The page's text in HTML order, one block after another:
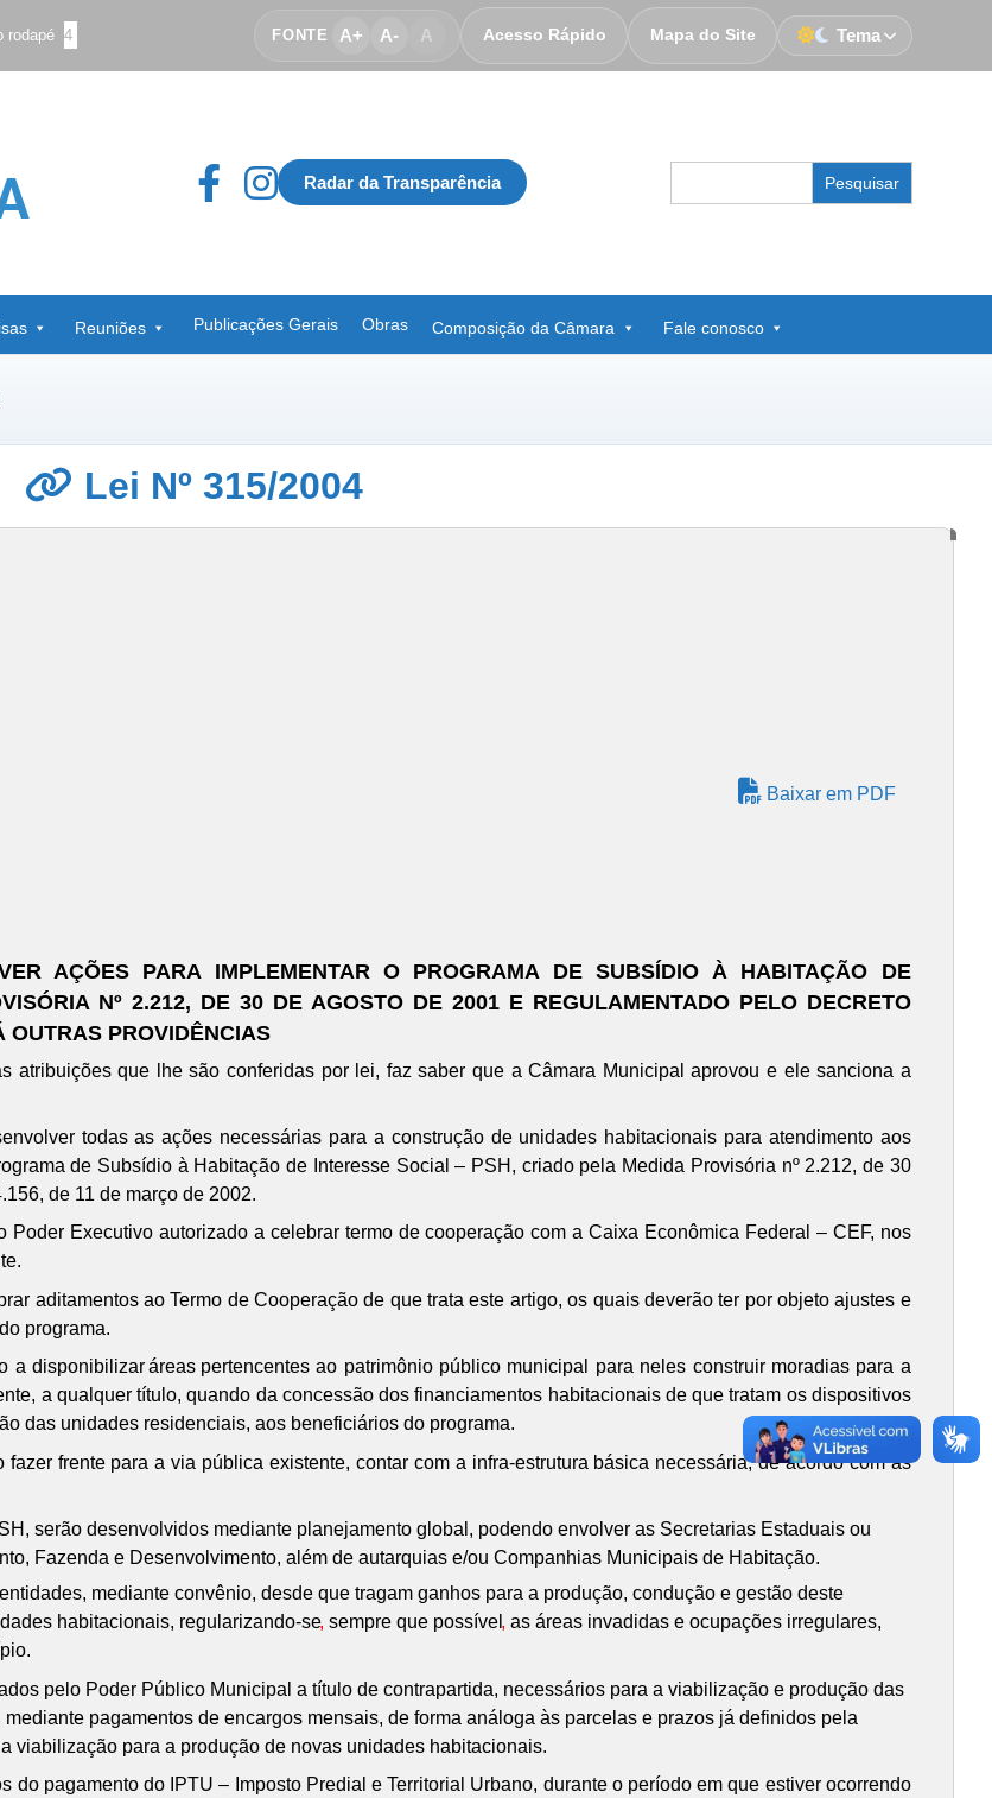
rodapé 4 FONTE A+ A- A Acesso Rápido Mapa do Site Tema
Radar da Transparência
for:
Reuniões Publicações Gerais Obras Composição da Câmara Fale conosco
Lei Nº 315/2004
Baixar em PDF
AÇÕES PARA IMPLEMENTAR O PROGRAMA DE SUBSÍDIO À HABITAÇÃO DE
Nº 2.212, DE 30 DE AGOSTO DE 2001 E REGULAMENTADO PELO DECRETO
OUTRAS PROVIDÊNCIAS
atribuições que lhe são conferidas por lei, faz saber que a Câmara Municipal aprovou e ele sanciona a
todas as ações necessárias para a construção de unidades habitacionais para atendimento aos
de Subsídio à Habitação de Interesse Social – PSH, criado pela Medida Provisória nº 2.212, de 30
de 11 de março de 2002.
Executivo autorizado a celebrar termo de cooperação com a Caixa Econômica Federal – CEF, nos
aditamentos ao Termo de Cooperação de que trata este artigo, os quais deverão ter por objeto ajustes e
programa.
a disponibilizaráreaspertencentes ao patrimônio público municipal para neles construir moradias para a
a qualquer título, quando da concessão dos financiamentos habitacionais de que tratam os dispositivos
das unidades residenciais, aos beneficiários do programa.
frente para a via pública existente, contar com a infra-estrutura básica necessária, de acordo com as
serão desenvolvidos mediante planejamento global, podendo envolver as Secretarias Estaduais ou
Fazenda e Desenvolvimento, além de autarquias e/ou Companhias Municipais de Habitação.
mediante convênio, desde que tragam ganhos para a produção, condução e gestão deste
habitacionais, regularizando-se, sempre que possível, as áreas invadidas e ocupações irregulares,
pelo Poder Público Municipal a título de contrapartida, necessários para a viabilização e produção das
pagamentos de encargos mensais, de forma análoga às parcelas e prazos já definidos pela
viabilização para a produção de novas unidades habitacionais.
do pagamento do IPTU – Imposto Predial e Territorial Urbano, durante o período em que estiver ocorrendo